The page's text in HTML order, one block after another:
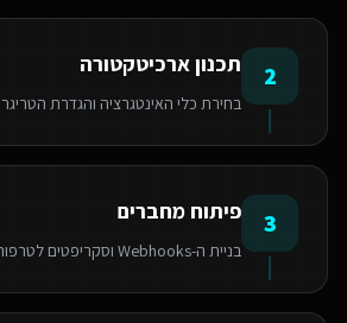
2 תכנון ארכיטקטורה
בחירת כלי האינטגרציה והגדרת
3 פיתוח מחברים
בניית ה-Webhooks וסקריפטים לטרפורמציה של דאטה.